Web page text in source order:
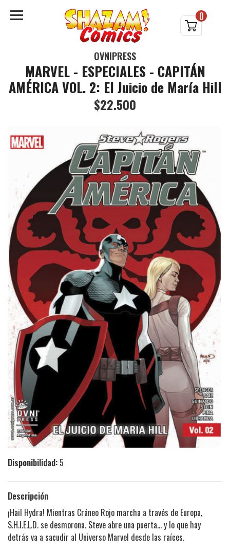
0
OVNIPRESS
MARVEL - ESPECIALES - CAPITÁN
AMÉRICA VOL. 2: El Juicio de María Hill
$22.500
Disponibilidad: 5
Descripción
¡Hail Hydra! Mientras Cráneo Rojo marcha a través de Europa,
S.H.I.E.L.D. se desmorona. Steve abre una puerta… y lo que hay
detrás va a sacudir al Universo Marvel desde las raíces.